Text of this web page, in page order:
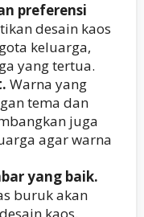
preferensi
desain kaos
keluarga,
yang tertua.
Warna yang
tema dan
juga
agar warna
yang baik.
buruk akan